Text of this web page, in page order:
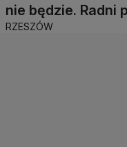
nie będzie. Radni
RZESZÓW